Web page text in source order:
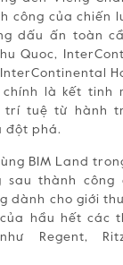
công của chiến
dấu ấn toàn
Quoc,
chính là kết tinh
trí tuệ từ hành
đột phá.
BIM Land
thành công
dành cho giới
hầu hết các
Regent,